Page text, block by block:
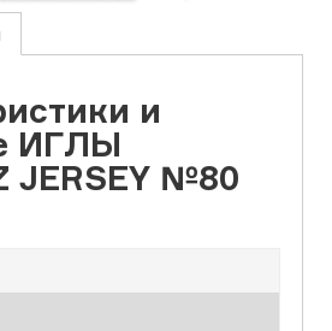
и
ИГЛЫ
JERSEY №80